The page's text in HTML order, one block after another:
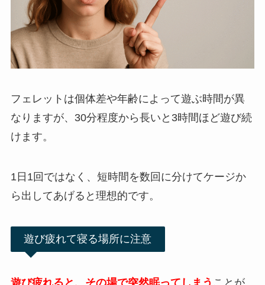
フェレットは個体差や年齢によって遊ぶ時間が異
なりますが、30分程度から長いと3時間ほど遊び続
けます。
1日1回ではなく、短時間を数回に分けてケージか
ら出してあげると理想的です。
遊び疲れて寝る場所に注意
遊び疲れると、その場で突然眠ってしまう ことが